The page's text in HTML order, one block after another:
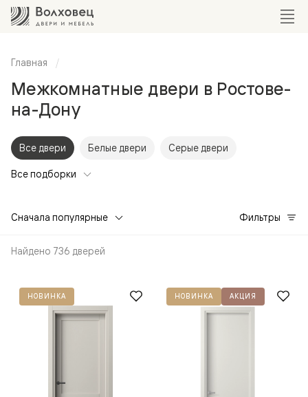
Главная
Межкомнатные двери в Ростове-
на-Дону
Все двери Белые двери Серые двери
Все подборки
Сначала популярные Фильтры
Найдено 736 дверей
НОВИНКА НОВИНКА АКЦИЯ